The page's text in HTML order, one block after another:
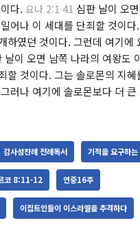
다. 요나 2:1 41 심판 날이 오
어나 이 세대를 단죄할 것이
하였던 것이다. 그런데 여기에
날이 오면 남쪽 나라의 여왕도
할 것이다. 그는 솔로몬의 지혜
러나 여기에 솔로몬보다 더 큰
감사성찬례 전례독서 기적을 요구하는
코 8:11-12 연중16주
이집트인들이 이스라엘을 추격하다